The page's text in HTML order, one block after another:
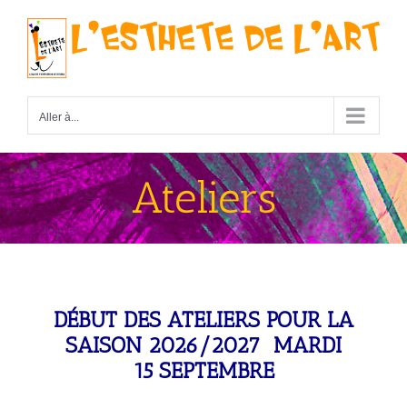
contenu
Aller à...
Ateliers
DÉBUT DES ATELIERS POUR LA
SAISON 2026/2027 MARDI
15SEPTEMBRE